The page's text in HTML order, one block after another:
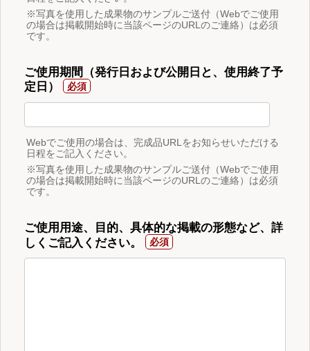
※写真を使用した成果物のサンプルご送付（Webでご使用
の場合は掲載開始時に当該ページのURLのご連絡）は必須
です。
ご使用期間（発行日および公開日と、使用終了予
定日）
Webでご使用の場合は、完成品URLをお知らせいただける
日程をご記入ください。
※写真を使用した成果物のサンプルご送付（Webでご使用
の場合は掲載開始時に当該ページのURLのご連絡）は必須
です。
ご使用用途、目的、具体的な掲載の形態など、詳
しくご記入ください。